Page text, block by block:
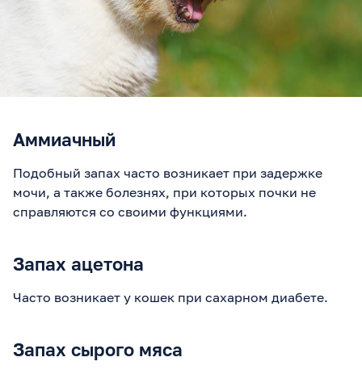
Аммиачный
Подобный запах часто возникает при задержке
мочи, а также болезнях, при которых почки не
справляются со своими функциями.
Запах ацетона
Часто возникает у кошек при сахарном диабете.
Запах сырого мяса